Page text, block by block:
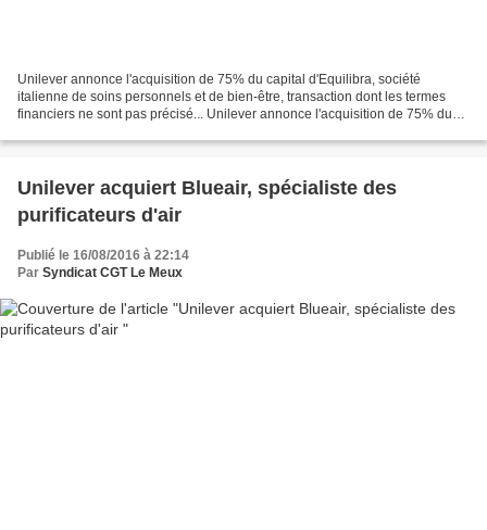
Unilever annonce l'acquisition de 75% du capital d'Equilibra, société
italienne de soins personnels et de bien-être, transaction dont les termes
financiers ne sont pas précisé... Unilever annonce l'acquisition de 75% du
Unilever acquiert Blueair, spécialiste des
purificateurs d'air
Publié le 16/08/2016 à 22:14
Par Syndicat CGT Le Meux